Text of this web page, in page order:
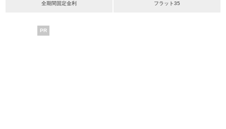
全期間固定金利 フラット35
PR